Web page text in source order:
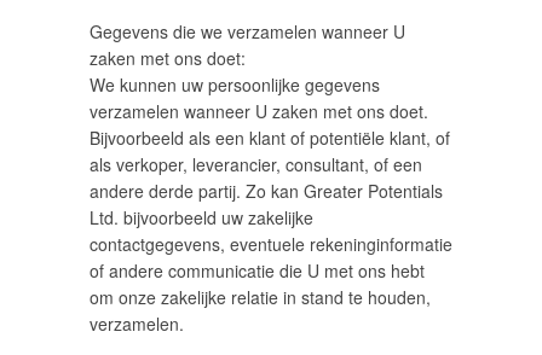
Gegevens die we verzamelen wanneer U
zaken met ons doet:
We kunnen uw persoonlijke gegevens
verzamelen wanneer U zaken met ons doet.
Bijvoorbeeld als een klant of potentiële klant, of
als verkoper, leverancier, consultant, of een
andere derde partij. Zo kan Greater Potentials
Ltd. bijvoorbeeld uw zakelijke
contactgegevens, eventuele rekeninginformatie
of andere communicatie die U met ons hebt
om onze zakelijke relatie in stand te houden,
verzamelen.